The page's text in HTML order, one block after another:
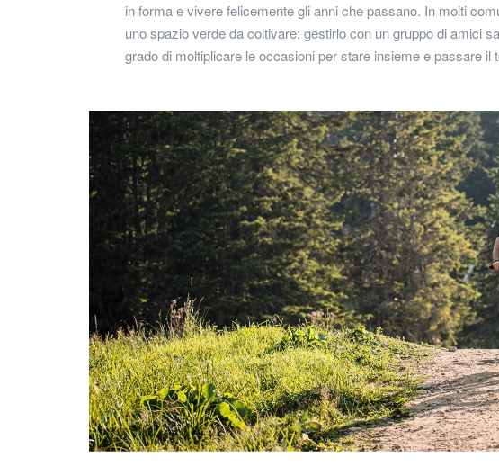
in forma e vivere felicemente gli anni che passano. In molti
uno spazio verde da coltivare: gestirlo con un gruppo di amici
grado di moltiplicare le occasioni per stare insieme e passare il